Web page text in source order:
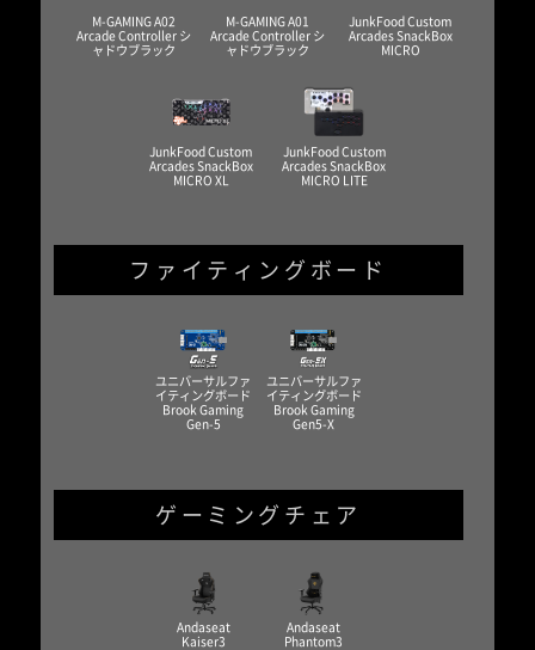
M-GAMING A02
Arcade Controller シ
ャドウブラック
M-GAMING A01
Arcade Controller シ
ャドウブラック
JunkFood Custom
Arcades SnackBox
MICRO
JunkFood Custom
Arcades SnackBox
MICRO XL
JunkFood Custom
Arcades SnackBox
MICRO LITE
ファイティングボード
ユニバーサルファ
イティングボード
Brook Gaming
Gen-5
ユニバーサルファ
イティングボード
Brook Gaming
Gen5-X
ゲーミングチェア
Andaseat
Kaiser3
Andaseat
Phantom3